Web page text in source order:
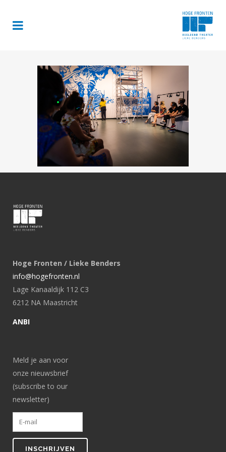
Hoge Fronten / Lieke Benders
info@hogefronten.nl
Lage Kanaaldijk 112 C3
6212 NA Maastricht
ANBI
Meld je aan voor
onze nieuwsbrief
(subscribe to our
newsletter)